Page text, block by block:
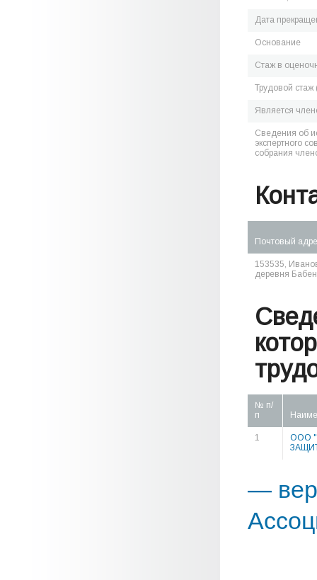
Дата
Основание
Стаж в
Трудовой стаж
Является
Сведения об
экспертного
собрания
Почтовый
153535,
деревня
№ п/
п
1
ООО
—